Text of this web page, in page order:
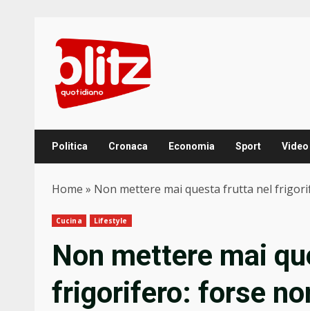
content
Politica Cronaca Economia Sport Video
Home » Non mettere mai questa frutta nel
Cucina Lifestyle
Non mettere mai
frigorifero: forse